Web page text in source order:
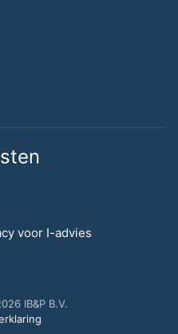
voor I-advies
IB&P B.V.